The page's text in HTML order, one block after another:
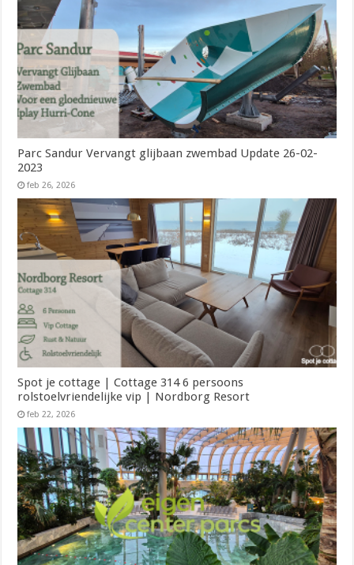
Parc Sandur Vervangt glijbaan zwembad Update 26-02-
2023
feb 26, 2026
Spot je cottage | Cottage 314 6 persoons
rolstoelvriendelijke vip | Nordborg Resort
feb 22, 2026